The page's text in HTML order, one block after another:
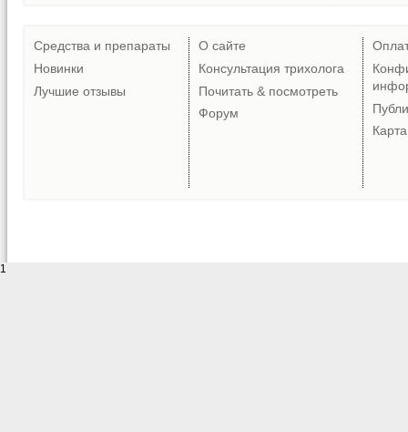
Средства и препараты
Новинки
Лучшие отзывы
О сайте
Консультация трихолога
Почитать & посмотреть
Форум
1